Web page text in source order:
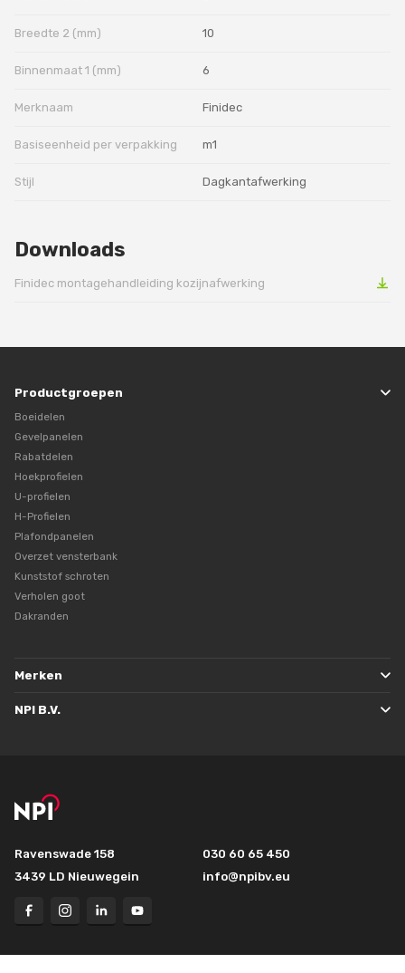
Breedte 2 (mm) 10
Binnenmaat 1 (mm) 6
Merknaam Finidec
Basiseenheid per verpakking m1
Stijl Dagkantafwerking
Downloads
Finidec montagehandleiding kozijnafwerking
Productgroepen
Boeidelen
Gevelpanelen
Rabatdelen
Hoekprofielen
U-profielen
H-Profielen
Plafondpanelen
Overzet vensterbank
Kunststof schroten
Verholen goot
Dakranden
Merken
NPI B.V.
Ravenswade 158
030 60 65 450
3439 LD Nieuwegein
info@npibv.eu